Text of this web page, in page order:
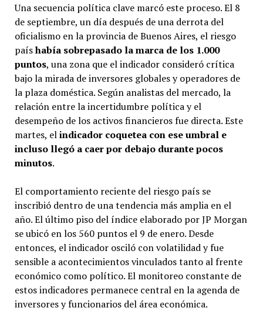
Una secuencia política clave marcó este proceso. El 8
de septiembre, un día después de una derrota del
oficialismo en la provincia de Buenos Aires, el riesgo
paíshabía sobrepasado la marca de los 1.000
puntos, una zona que el indicador consideró crítica
bajo la mirada de inversores globales y operadores de
la plaza doméstica. Según analistas del mercado, la
relación entre la incertidumbre política y el
desempeño de los activos financieros fue directa. Este
martes, elindicador coquetea con ese umbral e
incluso llegó a caer por debajo durante pocos
minutos.
El comportamiento reciente del riesgo país se
inscribió dentro de una tendencia más amplia en el
año. El último piso del índice elaborado por JP Morgan
se ubicó en los 560 puntos el 9 de enero. Desde
entonces, el indicador osciló con volatilidad y fue
sensible a acontecimientos vinculados tanto al frente
económico como político. El monitoreo constante de
estos indicadores permanece central en la agenda de
inversores y funcionarios del área económica.